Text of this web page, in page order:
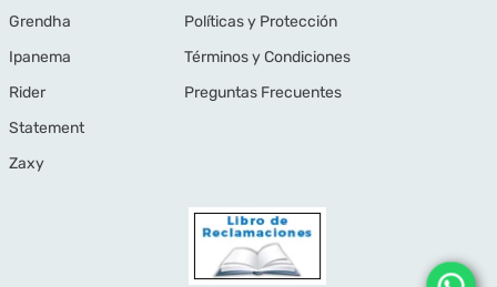
Grendha
Ipanema
Rider
Statement
Zaxy
Políticas y Protección
Términos y Condiciones
Preguntas Frecuentes